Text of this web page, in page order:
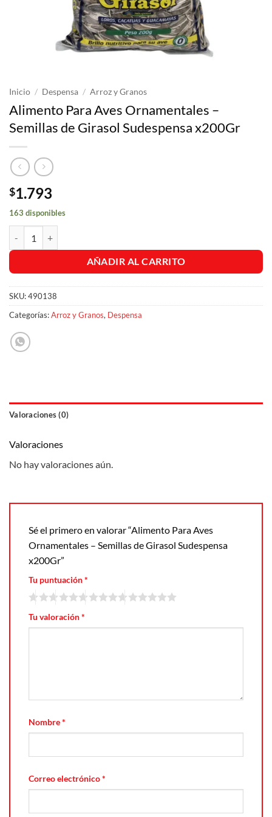
Inicio / Despensa / Arroz y Granos
Alimento Para Aves Ornamentales –
Semillas de Girasol Sudespensa x200Gr
$1.793
163 disponibles
AÑADIR AL CARRITO
SKU:490138
Categorías:Arroz y Granos, Despensa
Valoraciones (0)
Valoraciones
No hay valoraciones aún.
Sé el primero en valorar “Alimento Para Aves
Ornamentales – Semillas de Girasol Sudespensa
x200Gr”
Tu puntuación*
Tu valoración*
Nombre*
Correo electrónico*